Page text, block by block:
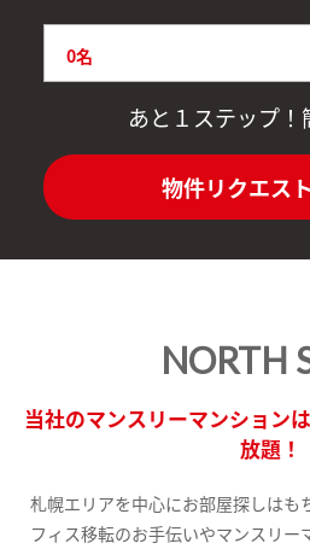
あと１ステップ！
物件リクエス
NORTH
当社のマンスリーマンション
放題！
札幌エリアを中心にお部屋探しはも
フィス移転のお手伝いやマンスリー